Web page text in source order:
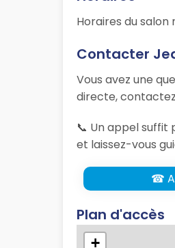
Horaires du salon
Contacter
Vous avez une
directe,
📞 Un appel suffit
et laissez-vous
☎
Plan d'accès
+